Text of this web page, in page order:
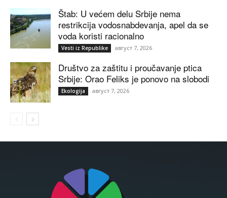
Štab: U većem delu Srbije nema
restrikcija vodosnabdevanja, apel da se
voda koristi racionalno
Vesti iz Republike август 7, 2026
Društvo za zaštitu i proučavanje ptica
Srbije: Orao Feliks je ponovo na slobodi
Ekologija август 7, 2026